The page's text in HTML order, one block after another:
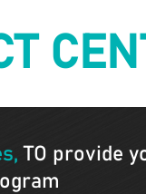
TO provide